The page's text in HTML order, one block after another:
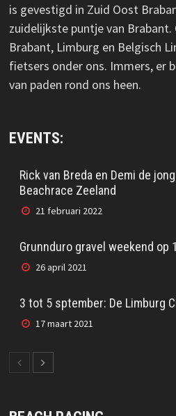
is gevestigd in Zuid Oost
zuidelijkste puntje van Brabant.
Brabant, Limburg en Belgisch
fietsers onder ons. Immers, er
van paden rond ons heen.
EVENTS:
Rick van Breda en Demi de
Beachrace Zeeland
21 februari 2022
Grunnduro gravel weekend op
26 april 2021
3 tot 5 sptember: De Limburg
17 maart 2021